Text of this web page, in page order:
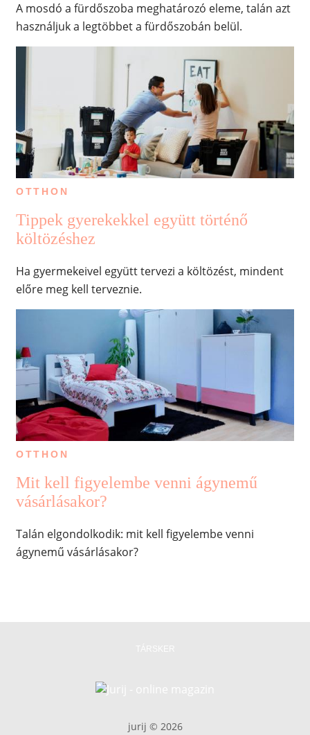
A mosdó a fürdőszoba meghatározó eleme, talán azt
használjuk a legtöbbet a fürdőszobán belül.
OTTHON
Tippek gyerekekkel együtt történő
költözéshez
Ha gyermekeivel együtt tervezi a költözést, mindent
előre meg kell terveznie.
OTTHON
Mit kell figyelembe venni ágynemű
vásárlásakor?
Talán elgondolkodik: mit kell figyelembe venni
ágynemű vásárlásakor?
jurij © 2026